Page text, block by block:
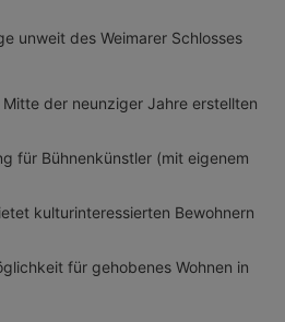
unweit des Weimarer Schlosses
der neunziger Jahre erstellten
für Bühnenkünstler (mit eigenem
kulturinteressierten Bewohnern
für gehobenes Wohnen in